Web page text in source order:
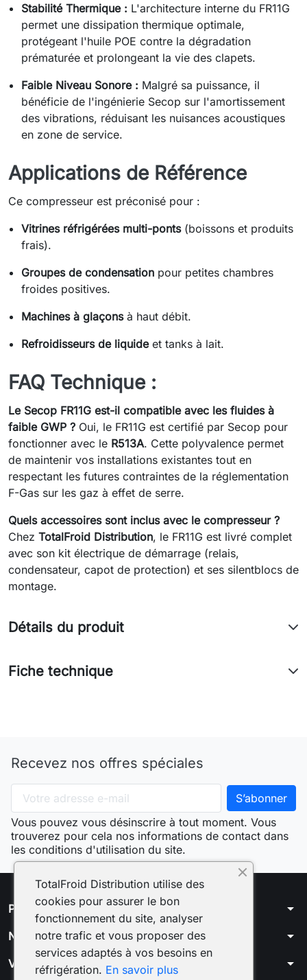
Stabilité Thermique : L'architecture interne du FR11G
permet une dissipation thermique optimale,
protégeant l'huile POE contre la dégradation
prématurée et prolongeant la vie des clapets.
Faible Niveau Sonore : Malgré sa puissance, il
bénéficie de l'ingénierie Secop sur l'amortissement
des vibrations, réduisant les nuisances acoustiques
en zone de service.
Applications de Référence
Ce compresseur est préconisé pour :
Vitrines réfrigérées multi-ponts(boissons et produits
frais).
Groupes de condensation pour petites chambres
froides positives.
Machines à glaçonsà haut débit.
Refroidisseurs de liquideet tanks à lait.
FAQ Technique :
Le Secop FR11G est-il compatible avec les fluides à
faible GWP ? Oui, le FR11G est certifié par Secop pour
fonctionner avec le R513A. Cette polyvalence permet
de maintenir vos installations existantes tout en
respectant les futures contraintes de la réglementation
F-Gas sur les gaz à effet de serre.
Quels accessoires sont inclus avec le compresseur ?
Chez TotalFroid Distribution, le FR11G est livré complet
avec son kit électrique de démarrage (relais,
condensateur, capot de protection) et ses silentblocs de
montage.
Détails du produit
Fiche technique
Recevez nos offres spéciales
Vous pouvez vous désinscrire à tout moment. Vous
trouverez pour cela nos informations de contact dans
les conditions d'utilisation du site.
Produits arrow_drop_down
Notre société arrow_drop_down
Votre compte arrow_drop_down
TotalFroid Distribution utilise des
cookies pour assurer le bon
fonctionnement du site, analyser
notre trafic et vous proposer des
services adaptés à vos besoins en
réfrigération. En savoir plus